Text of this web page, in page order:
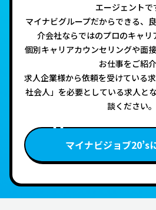
エージェントで
マイナビグループだからできる、
介会社ならではのプロのキャリ
個別キャリアカウンセリングや面
お仕事をご紹介
求人企業様から依頼を受けている
社会人」を必要としている求人と
談ください。
マイナビジョブ20’s